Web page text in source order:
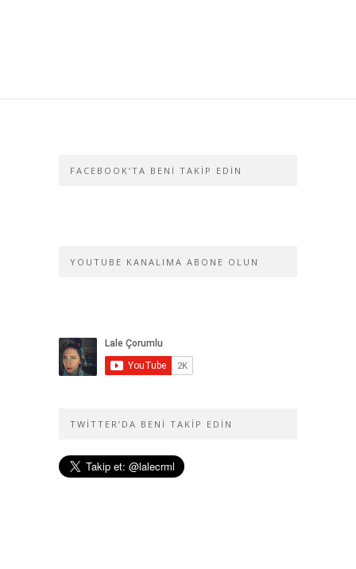
FACEBOOK’TA BENI TAKIP EDIN
YOUTUBE KANALIMA ABONE OLUN
TWITTER’DA BENI TAKIP EDIN